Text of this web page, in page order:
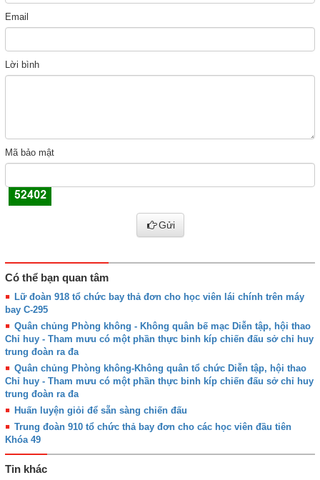
Email
Lời bình
Mã bảo mật
Gửi
Có thể bạn quan tâm
Lữ đoàn 918 tổ chức bay thả đơn cho học viên lái chính trên máy
bay C-295
Quân chủng Phòng không - Không quân bế mạc Diễn tập, hội thao
Chỉ huy - Tham mưu có một phần thực binh kíp chiến đấu sở chỉ huy
trung đoàn ra đa
Quân chủng Phòng không-Không quân tổ chức Diễn tập, hội thao
Chỉ huy - Tham mưu có một phần thực binh kíp chiến đấu sở chỉ huy
trung đoàn ra đa
Huấn luyện giỏi để sẵn sàng chiến đấu
Trung đoàn 910 tổ chức thả bay đơn cho các học viên đầu tiên
Khóa 49
Tin khác